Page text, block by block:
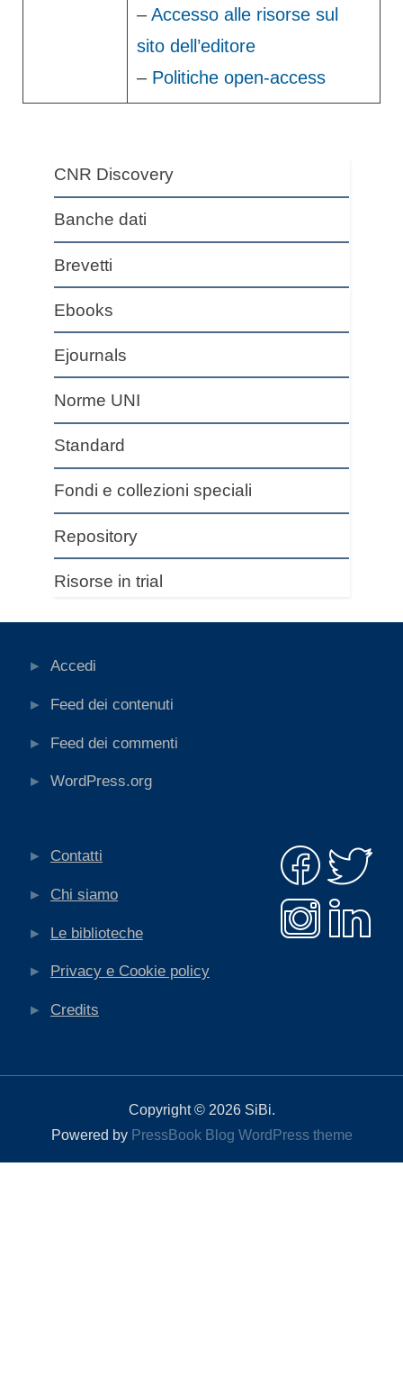
– Accesso alle risorse sul
sito dell’editore
– Politiche open-access
CNR Discovery
Banche dati
Brevetti
Ebooks
Ejournals
Norme UNI
Standard
Fondi e collezioni speciali
Repository
Risorse in trial
Accedi
Feed dei contenuti
Feed dei commenti
WordPress.org
Contatti
Chi siamo
Le biblioteche
Privacy e Cookie policy
Credits
Copyright © 2026 SiBi.
Powered by PressBook Blog WordPress theme